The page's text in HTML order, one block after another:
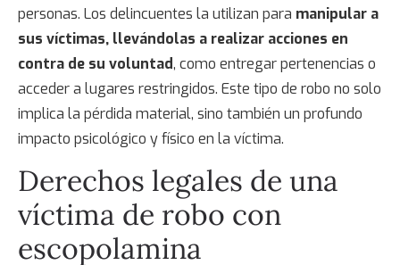
personas. Los delincuentes la utilizan para manipular a
sus víctimas, llevándolas a realizar acciones en
contra de su voluntad, como entregar pertenencias o
acceder a lugares restringidos. Este tipo de robo no solo
implica la pérdida material, sino también un profundo
impacto psicológico y físico en la víctima.
Derechos legales de una
víctima de robo con
escopolamina